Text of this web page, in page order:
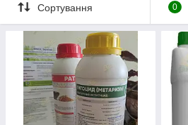
Сортування 0